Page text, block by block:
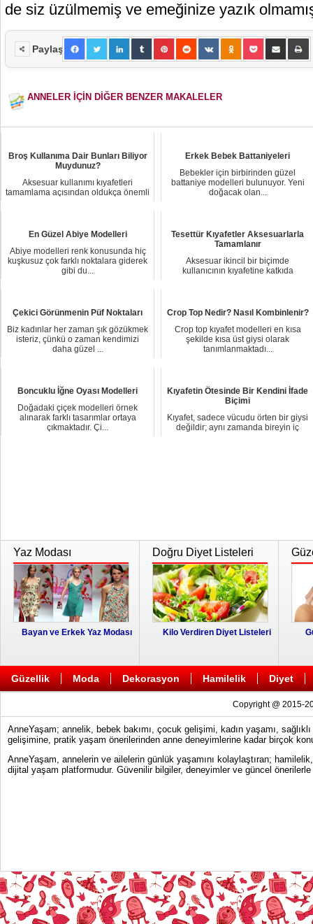
de siz üzülmemiş ve emeğinize yazık
Paylaş
ANNELER İÇİN DİĞER BENZER MAKALELER
Broş Kullanıma Dair Bunları Biliyor
Muydunuz?
Aksesuar kullanımı kıyafetleri
tamamlama açısından oldukça önemli
Erkek Bebek Battaniyeleri
Bebekler için birbirinden güzel
battaniye modelleri bulunuyor. Yeni
doğacak olan...
En Güzel Abiye Modelleri
Abiye modelleri renk konusunda hiç
kuşkusuz çok farklı noktalara giderek
gibi du...
Tesettür Kıyafetler Aksesuarlarla
Tamamlanır
Aksesuar ikincil bir biçimde
kullanıcının kıyafetine katkıda
Çekici Görünmenin Püf Noktaları
Biz kadınlar her zaman şık gözükmek
isteriz, çünkü o zaman kendimizi
daha güzel ...
Crop Top Nedir? Nasıl Kombinlenir?
Crop top kıyafet modelleri en kısa
şekilde kısa üst giysi olarak
tanımlanmaktadı...
Boncuklu İğne Oyası Modelleri
Doğadaki çiçek modelleri örnek
alınarak farklı tasarımlar ortaya
çıkmaktadır. Çi...
Kıyafetin Ötesinde Bir Kendini İfade
Biçimi
Kıyafet, sadece vücudu örten bir giysi
değildir; aynı zamanda bireyin iç
Yaz Modası
Bayan ve Erkek Yaz Modası
Doğru Diyet Listeleri
Kilo Verdiren Diyet Listeleri
Güzellik Moda Dekorasyon Hamilelik Diyet
Copyright @ 2015-
AnneYaşam; annelik, bebek bakımı, çocuk gelişimi, kadın yaşamı,
gelişimine, pratik yaşam önerilerinden anne deneyimlerine kadar birçok
AnneYaşam, annelerin ve ailelerin günlük yaşamını kolaylaştıran;
dijital yaşam platformudur. Güvenilir bilgiler, deneyimler ve güncel